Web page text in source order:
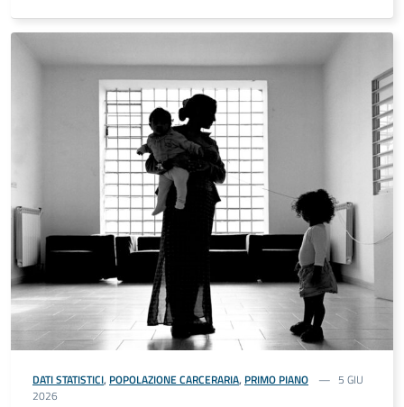
DATI STATISTICI, POPOLAZIONE CARCERARIA, PRIMO PIANO
5 GIU
2026